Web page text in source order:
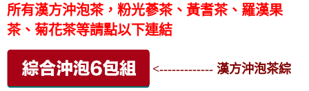
所有漢方沖泡茶，粉光蔘茶、黃耆茶、羅漢果
茶、菊花茶等請點以下連結
<------------- 漢方沖泡茶綜